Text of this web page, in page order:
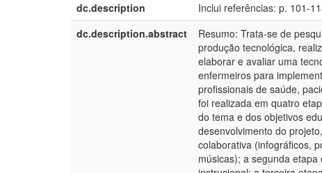
dc.description Inclui referências: p. 101-
dc.description.abstract
Resumo: Trata-se de
produção tecnológica,
elaborar e avaliar uma
enfermeiros para
profissionais de saúde,
foi realizada em quatro
do tema e dos objetivos
desenvolvimento do
colaborativa (infográficos,
músicas); a segunda